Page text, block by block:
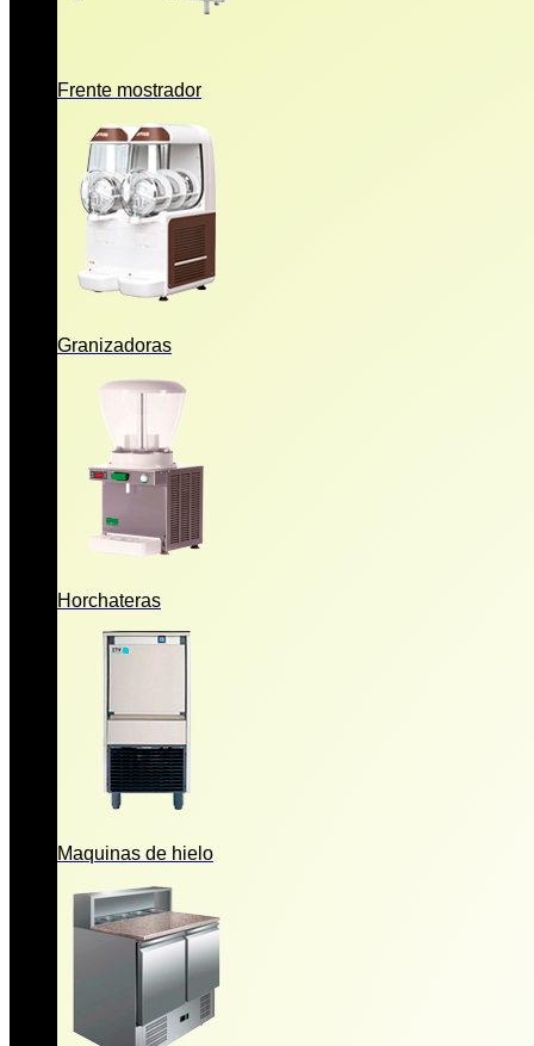
Frente mostrador
Granizadoras
Horchateras
Maquinas de hielo